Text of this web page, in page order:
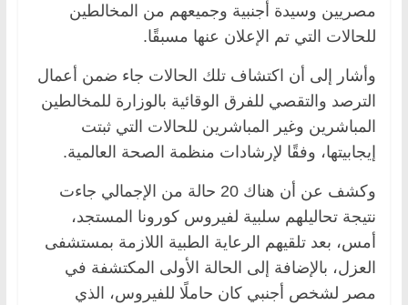
مصريين وسيدة أجنبية وجميعهم من المخالطين
للحالات التي تم الإعلان عنها مسبقًا.
وأشار إلى أن اكتشاف تلك الحالات جاء ضمن أعمال
الترصد والتقصي للفرق الوقائية بالوزارة للمخالطين
المباشرين وغير المباشرين للحالات التي ثبتت
إيجابيتها، وفقًا لإرشادات منظمة الصحة العالمية.
وكشف عن أن هناك 20 حالة من الإجمالي جاءت
نتيجة تحاليلهم سلبية لفيروس كورونا المستجد،
أمس، بعد تلقيهم الرعاية الطبية اللازمة بمستشفى
العزل، بالإضافة إلى الحالة الأولى المكتشفة في
مصر لشخص أجنبي كان حاملًا للفيروس، الذي